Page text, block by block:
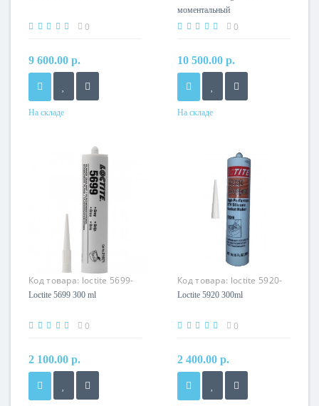
0
9 600.00 р.
На складе
моментальный
цианоакрилатный
0
10 500.00 р.
На складе
Код товара: loctite 5699-
300
Loctite 5699 300 ml
0
2 100.00 р.
Код товара: loctite 5920-
300
Loctite 5920 300ml
0
2 400.00 р.